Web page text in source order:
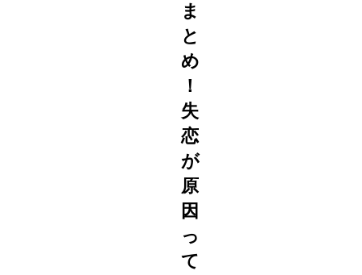
ま
と
め
！
失
恋
が
原
因
っ
て